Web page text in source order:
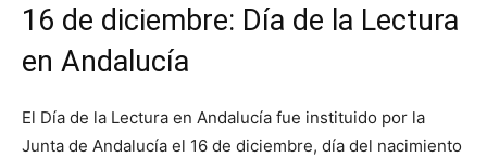
16 de diciembre: Día de la Lectura
en Andalucía
El Día de la Lectura en Andalucía fue instituido por la
Junta de Andalucía el 16 de diciembre, día del nacimiento